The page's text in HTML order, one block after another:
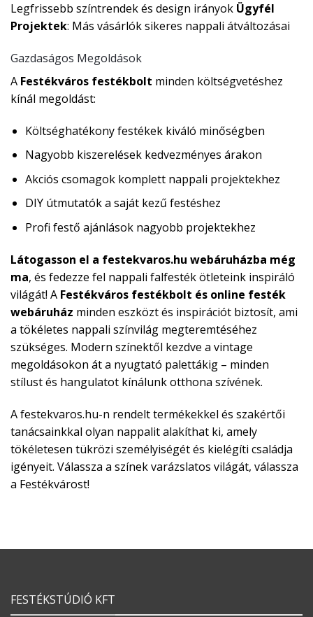
Legfrissebb színtrendek és design irányok Ügyfél
Projektek: Más vásárlók sikeres nappali átváltozásai
Gazdaságos Megoldások
A Festékváros festékbolt minden költségvetéshez
kínál megoldást:
Költséghatékony festékek kiváló minőségben
Nagyobb kiszerelések kedvezményes árakon
Akciós csomagok komplett nappali projektekhez
DIY útmutatók a saját kezű festéshez
Profi festő ajánlások nagyobb projektekhez
Látogasson el a festekvaros.hu webáruházba még
ma, és fedezze fel nappali falfesték ötleteink inspiráló
világát! A Festékváros festékbolt és online festék
webáruház minden eszközt és inspirációt biztosít, ami
a tökéletes nappali színvilág megteremtéséhez
szükséges. Modern színektől kezdve a vintage
megoldásokon át a nyugtató palettákig – minden
stílust és hangulatot kínálunk otthona szívének.
A festekvaros.hu-n rendelt termékekkel és szakértői
tanácsainkkal olyan nappalit alakíthat ki, amely
tökéletesen tükrözi személyiségét és kielégíti családja
igényeit. Válassza a színek varázslatos világát, válassza
a Festékvárost!
FESTÉKSTÚDIÓ KFT